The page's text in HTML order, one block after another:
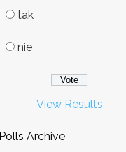
tak
nie
View Results
Polls Archive